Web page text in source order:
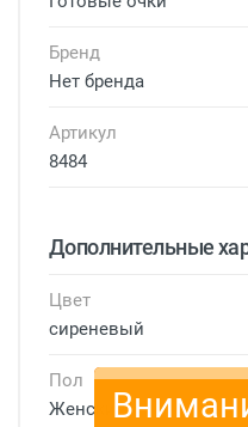
Бренд
Нет бренда
Артикул
8484
Дополнительные
Цвет
сиреневый
Пол
Женские